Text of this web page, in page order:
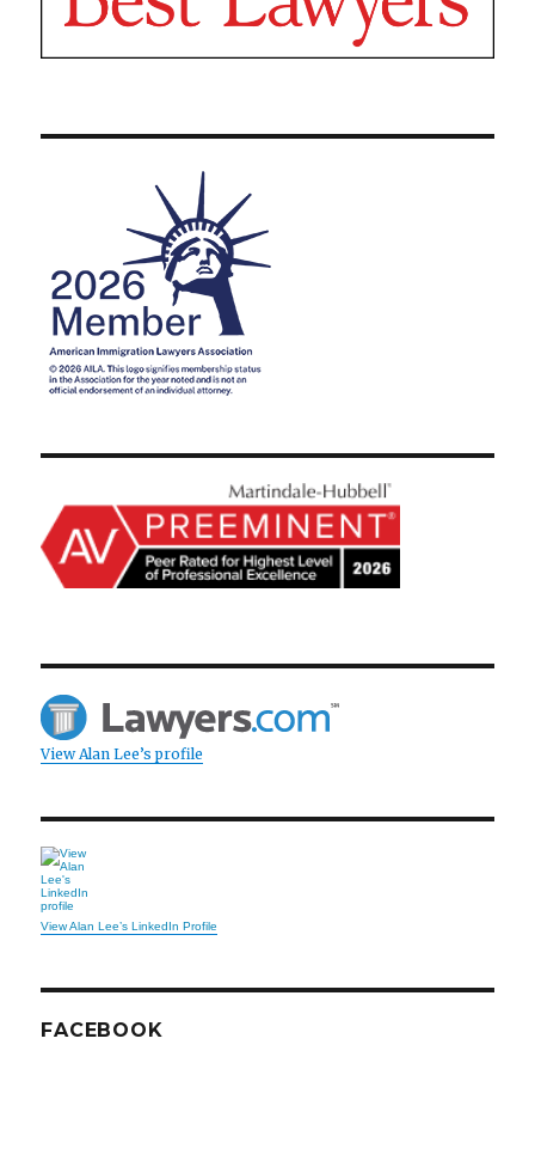
View Alan Lee’s profile
View Alan Lee’s LinkedIn Profile
FACEBOOK